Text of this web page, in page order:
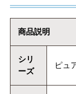
商品説明
シリ
ーズ
ピュ